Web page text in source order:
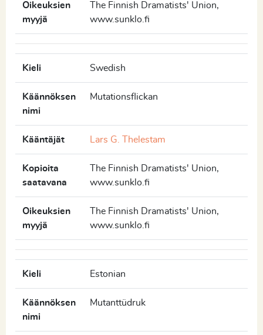
Oikeuksien
myyjä
The Finnish Dramatists' Union,
www.sunklo.fi
Kieli Swedish
Käännöksen
nimi
Mutationsflickan
Kääntäjät Lars G. Thelestam
Kopioita
saatavana
The Finnish Dramatists' Union,
www.sunklo.fi
Oikeuksien
myyjä
The Finnish Dramatists' Union,
www.sunklo.fi
Kieli Estonian
Käännöksen
nimi
Mutanttüdruk